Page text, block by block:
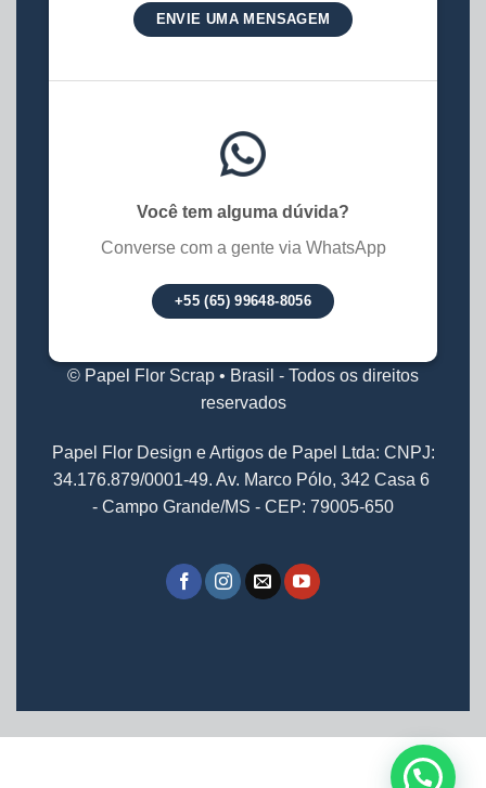
ENVIE UMA MENSAGEM
Você tem alguma dúvida?
Converse com a gente via WhatsApp
+55 (65) 99648-8056
© Papel Flor Scrap • Brasil - Todos os direitos
reservados
Papel Flor Design e Artigos de Papel Ltda: CNPJ:
34.176.879/0001-49. Av. Marco Pólo, 342 Casa 6
- Campo Grande/MS - CEP: 79005-650